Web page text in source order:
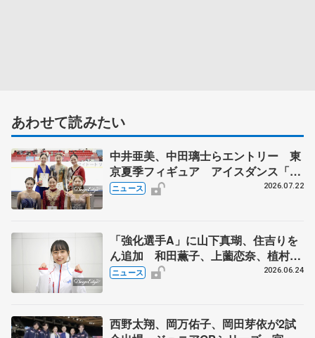
あわせて読みたい
中井亜美、中田璃士らエントリー 東
京夏季フィギュア アイスダンス「か
ほゆう」や矢島榛乃、北村凌大組も
ニュース 2026.07.22
「強化選手A」に山下真瑚、住吉りを
ん追加 和田薫子、上薗恋奈、植村駿
は「強化選手B」
ニュース 2026.06.24
西野太翔、岡万佑子、岡田芽依が2試